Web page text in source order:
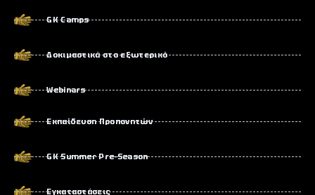
GK Camps
Δοκιμαστικά στο εξωτερικό
Webinars
Εκπαίδευση Προπονητών
GK Summer Pre-Season
Εγκαταστάσεις